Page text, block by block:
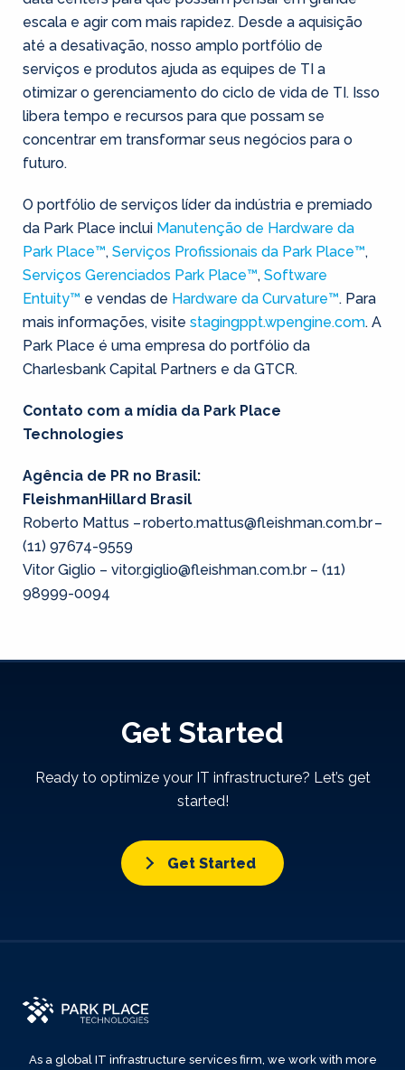
escala e agir com mais rapidez. Desde a aquisição
até a desativação, nosso amplo portfólio de
serviços e produtos ajuda as equipes de TI a
otimizar o gerenciamento do ciclo de vida de TI. Isso
libera tempo e recursos para que possam se
concentrar em transformar seus negócios para o
futuro.
O portfólio de serviços líder da indústria e premiado
da Park Place inclui Manutenção de Hardware da
Park Place™, Serviços Profissionais da Park Place™,
Serviços Gerenciados Park Place™, Software
Entuity™ e vendas de Hardware da Curvature™. Para
mais informações, visite stagingppt.wpengine.com. A
Park Place é uma empresa do portfólio da
Charlesbank Capital Partners e da GTCR.
Contato com a mídia da Park Place
Technologies
Agência de PR no Brasil:
FleishmanHillard Brasil
Roberto Mattus – roberto.mattus@fleishman.com.br –
(11) 97674-9559
Vitor Giglio – vitor.giglio@fleishman.com.br – (11)
98999-0094
Get Started
Ready to optimize your IT infrastructure? Let’s get
started!
Get Started
As a global IT infrastructure services firm, we work with more